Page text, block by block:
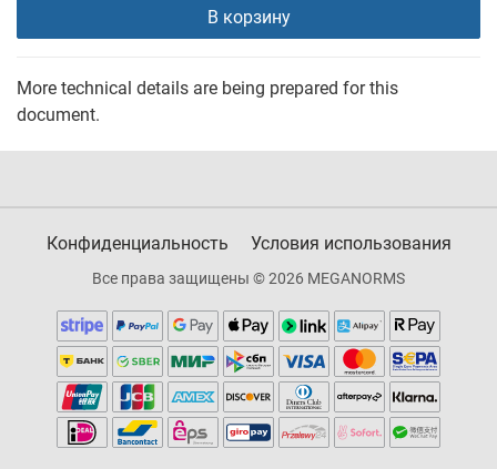
В корзину
More technical details are being prepared for this
document.
Конфиденциальность Условия использования
Все права защищены © 2026 MEGANORMS